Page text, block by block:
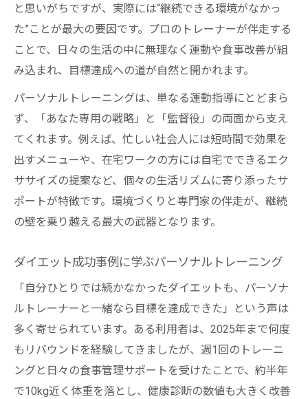
と思いがちですが、実際には“継続できる環境がなかっ
た”ことが最大の要因です。プロのトレーナーが伴走する
ことで、日々の生活の中に無理なく運動や食事改善が組
み込まれ、目標達成への道が自然と開かれます。
パーソナルトレーニングは、単なる運動指導にとどまら
ず、「あなた専用の戦略」と「監督役」の両面から支え
てくれます。例えば、忙しい社会人には短時間で効果を
出すメニューや、在宅ワークの方には自宅でできるエク
ササイズの提案など、個々の生活リズムに寄り添ったサ
ポートが特徴です。環境づくりと専門家の伴走が、継続
の壁を乗り越える最大の武器となります。
ダイエット成功事例に学ぶパーソナルトレーニング
「自分ひとりでは続かなかったダイエットも、パーソナ
ルトレーナーと一緒なら目標を達成できた」という声は
多く寄せられています。ある利用者は、2025年まで何度
もリバウンドを経験してきましたが、週1回のトレーニ
ングと日々の食事管理サポートを受けたことで、約半年
で10kg近く体重を落とし、健康診断の数値も大きく改善